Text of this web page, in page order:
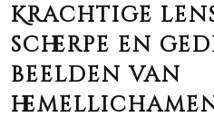
Krachtige
scherpe en
beelden van